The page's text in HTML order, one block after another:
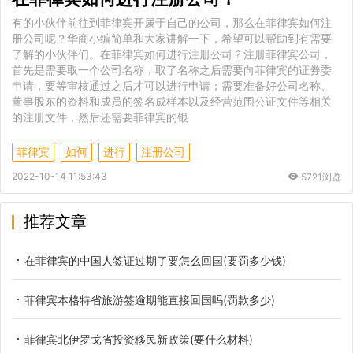
有的小伙伴前往到菲律宾开属于自己的公司，那么在菲律宾如何注
册公司呢？华商小编简单和大家讲解一下，希望可以帮助到有需要
了解的小伙伴们。在菲律宾如何进行注册公司？注册菲律宾公司，
首先是需要取一个公司名称，取了名称之后需要向菲律宾的证券委
申请，要等审核通过之后才可以进行申请；需要准备好公司名称、
董事股东的资料和成员的签名成样本以及经营范围公证文件等相关
的注册文件，然后还需要菲律宾的银
菲律宾 如何 进行 注册公司
2022-10-14 11:53:43 5721浏览
推荐文章
在菲律宾的中国人签证过期了要怎么回国(要罚多少钱)
菲律宾本格特省旅游签逾期能直接回国吗(罚款多少)
菲律宾北伊罗戈省投资移民新政策(要什么材料)